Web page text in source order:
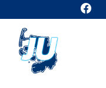
Neuer Kalter Krieg:
Kritische Strukturen